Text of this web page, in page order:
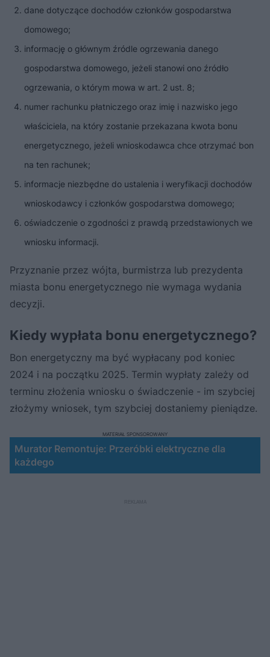
dane dotyczące dochodów członków gospodarstwa
domowego;
informację o głównym źródle ogrzewania danego
gospodarstwa domowego, jeżeli stanowi ono źródło
ogrzewania, o którym mowa w art. 2 ust. 8;
numer rachunku płatniczego oraz imię i nazwisko jego
właściciela, na który zostanie przekazana kwota bonu
energetycznego, jeżeli wnioskodawca chce otrzymać bon
na ten rachunek;
informacje niezbędne do ustalenia i weryfikacji dochodów
wnioskodawcy i członków gospodarstwa domowego;
oświadczenie o zgodności z prawdą przedstawionych we
wniosku informacji.
Przyznanie przez wójta, burmistrza lub prezydenta
miasta bonu energetycznego nie wymaga wydania
decyzji.
Kiedy wypłata bonu energetycznego?
Bon energetyczny ma być wypłacany pod koniec
2024 i na początku 2025. Termin wypłaty zależy od
terminu złożenia wniosku o świadczenie - im szybciej
złożymy wniosek, tym szybciej dostaniemy pieniądze.
Murator Remontuje: Przeróbki elektryczne dla
każdego
MATERIAŁ SPONSOROWANY